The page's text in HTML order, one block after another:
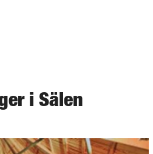
i Sälen